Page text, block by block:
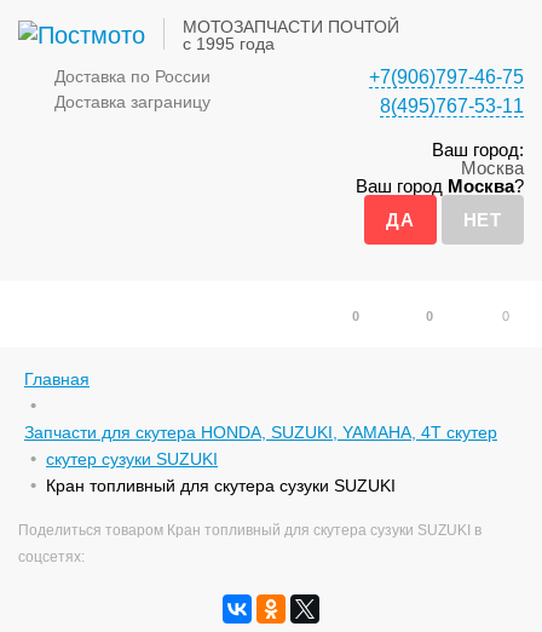
МОТОЗАПЧАСТИ ПОЧТОЙ
с 1995 года
Доставка по России
Доставка заграницу
+7(906)797-46-75
8(495)767-53-11
Ваш город:
Москва
Ваш город Москва?
0
0 0
Главная
Запчасти для скутера HONDA, SUZUKI, YAMAHA, 4Т скутер
скутер сузуки SUZUKI
Кран топливный для скутера сузуки SUZUKI
Поделиться товаром Кран топливный для скутера сузуки SUZUKI в
соцсетях: